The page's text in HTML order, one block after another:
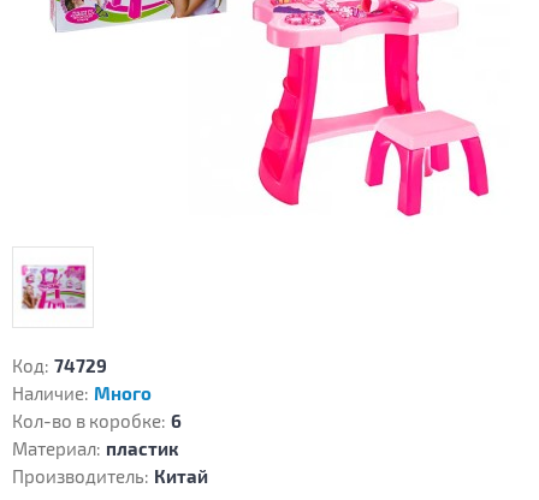
Код: 74729
Наличие: Много
Кол-во в коробке: 6
Материал: пластик
Производитель: Китай